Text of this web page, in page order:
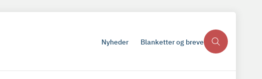
Nyheder Blanketter og breve